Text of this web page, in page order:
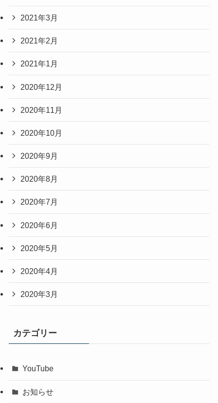
2021年3月
2021年2月
2021年1月
2020年12月
2020年11月
2020年10月
2020年9月
2020年8月
2020年7月
2020年6月
2020年5月
2020年4月
2020年3月
カテゴリー
YouTube
お知らせ